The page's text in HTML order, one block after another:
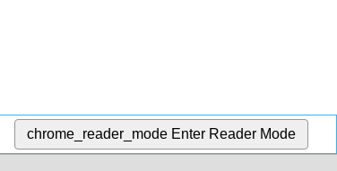
chrome_reader_mode Enter Reader Mode